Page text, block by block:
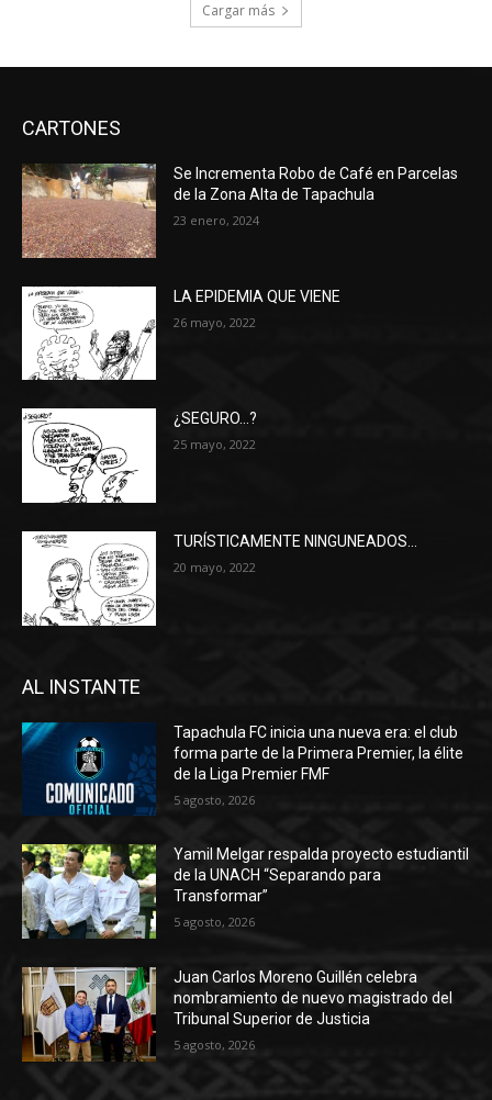
Cargar más
CARTONES
Se Incrementa Robo de Café en Parcelas
de la Zona Alta de Tapachula
23 enero, 2024
LA EPIDEMIA QUE VIENE
26 mayo, 2022
¿SEGURO…?
25 mayo, 2022
TURÍSTICAMENTE NINGUNEADOS…
20 mayo, 2022
AL INSTANTE
Tapachula FC inicia una nueva era: el club
forma parte de la Primera Premier, la élite
de la Liga Premier FMF
5 agosto, 2026
Yamil Melgar respalda proyecto estudiantil
de la UNACH “Separando para
Transformar”
5 agosto, 2026
Juan Carlos Moreno Guillén celebra
nombramiento de nuevo magistrado del
Tribunal Superior de Justicia
5 agosto, 2026